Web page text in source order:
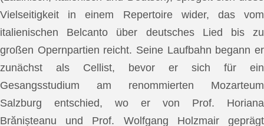
Vielseitigkeit in einem Repertoire wider, das vom
italienischen Belcanto über deutsches Lied bis zu
großen Opernpartien reicht. Seine Laufbahn begann er
zunächst als Cellist, bevor er sich für ein
Gesangsstudium am renommierten Mozarteum
Salzburg entschied, wo er von Prof. Horiana
Brănișteanu und Prof. Wolfgang Holzmair geprägt